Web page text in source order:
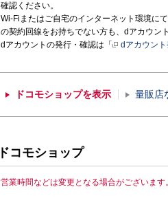
確認ください。
Wi-Fiまたはご自宅のインターネット環境に
の契約回線をお持ちでない方も、dアカウン
dアカウントの発行・確認は「
dアカウン
ドコモショップを表示 量販店
ドコモショップ
営業時間などは変更となる場合がございます